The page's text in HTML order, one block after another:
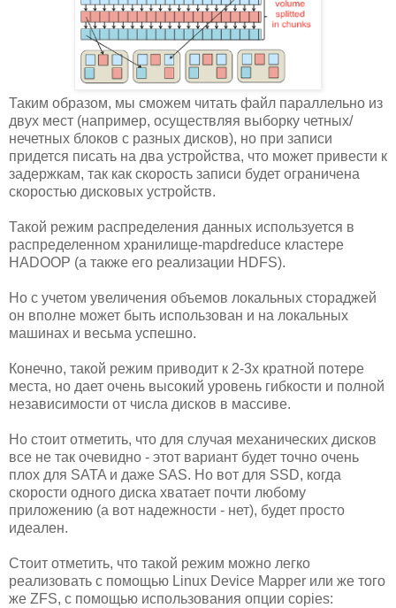
Таким образом, мы сможем читать файл параллельно из
двух мест (например, осуществляя выборку четных/
нечетных блоков с разных дисков), но при записи
придется писать на два устройства, что может привести к
задержкам, так как скорость записи будет ограничена
скоростью дисковых устройств.
Такой режим распределения данных используется в
распределенном хранилище-mapdreduce кластере
HADOOP (а также его реализации HDFS).
Но с учетом увеличения объемов локальных стораджей
он вполне может быть использован и на локальных
машинах и весьма успешно.
Конечно, такой режим приводит к 2-3х кратной потере
места, но дает очень высокий уровень гибкости и полной
независимости от числа дисков в массиве.
Но стоит отметить, что для случая механических дисков
все не так очевидно - этот вариант будет точно очень
плох для SATA и даже SAS. Но вот для SSD, когда
скорости одного диска хватает почти любому
приложению (а вот надежности - нет), будет просто
идеален.
Стоит отметить, что такой режим можно легко
реализовать с помощью Linux Device Mapper или же того
же ZFS, с помощью использования опции copies: